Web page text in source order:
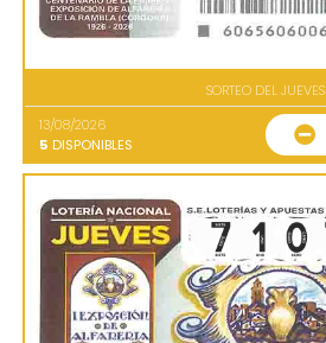
SORTEO DEL JUEVES
13/08/2026
5 DISPONIBLES